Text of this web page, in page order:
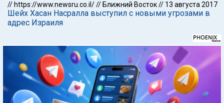
// https://www.newsru.co.il/// Ближний Восток// 13 августа 2017
Шейх Хасан Насралла выступил с новыми угрозами в
адрес Израиля